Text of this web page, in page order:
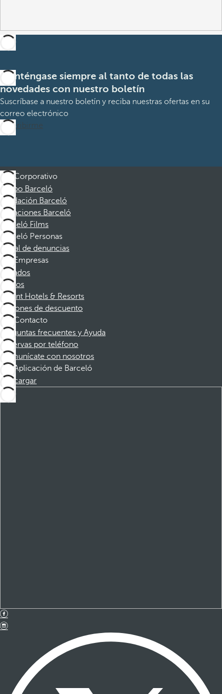
Manténgase siempre al tanto de todas las
novedades con nuestro boletín
Suscríbase a nuestro boletín y reciba nuestras ofertas en su
correo electrónico
Suscribirme
Corporativo
Grupo Barceló
Fundación Barceló
Vacaciones Barceló
Barceló Films
Barceló Personas
Canal de denuncias
Empresas
Afiliados
Socios
Dorint Hotels & Resorts
Cupones de descuento
Contacto
Preguntas frecuentes y Ayuda
Reservas por teléfono
Comunícate con nosotros
Aplicación de Barceló
Descargar